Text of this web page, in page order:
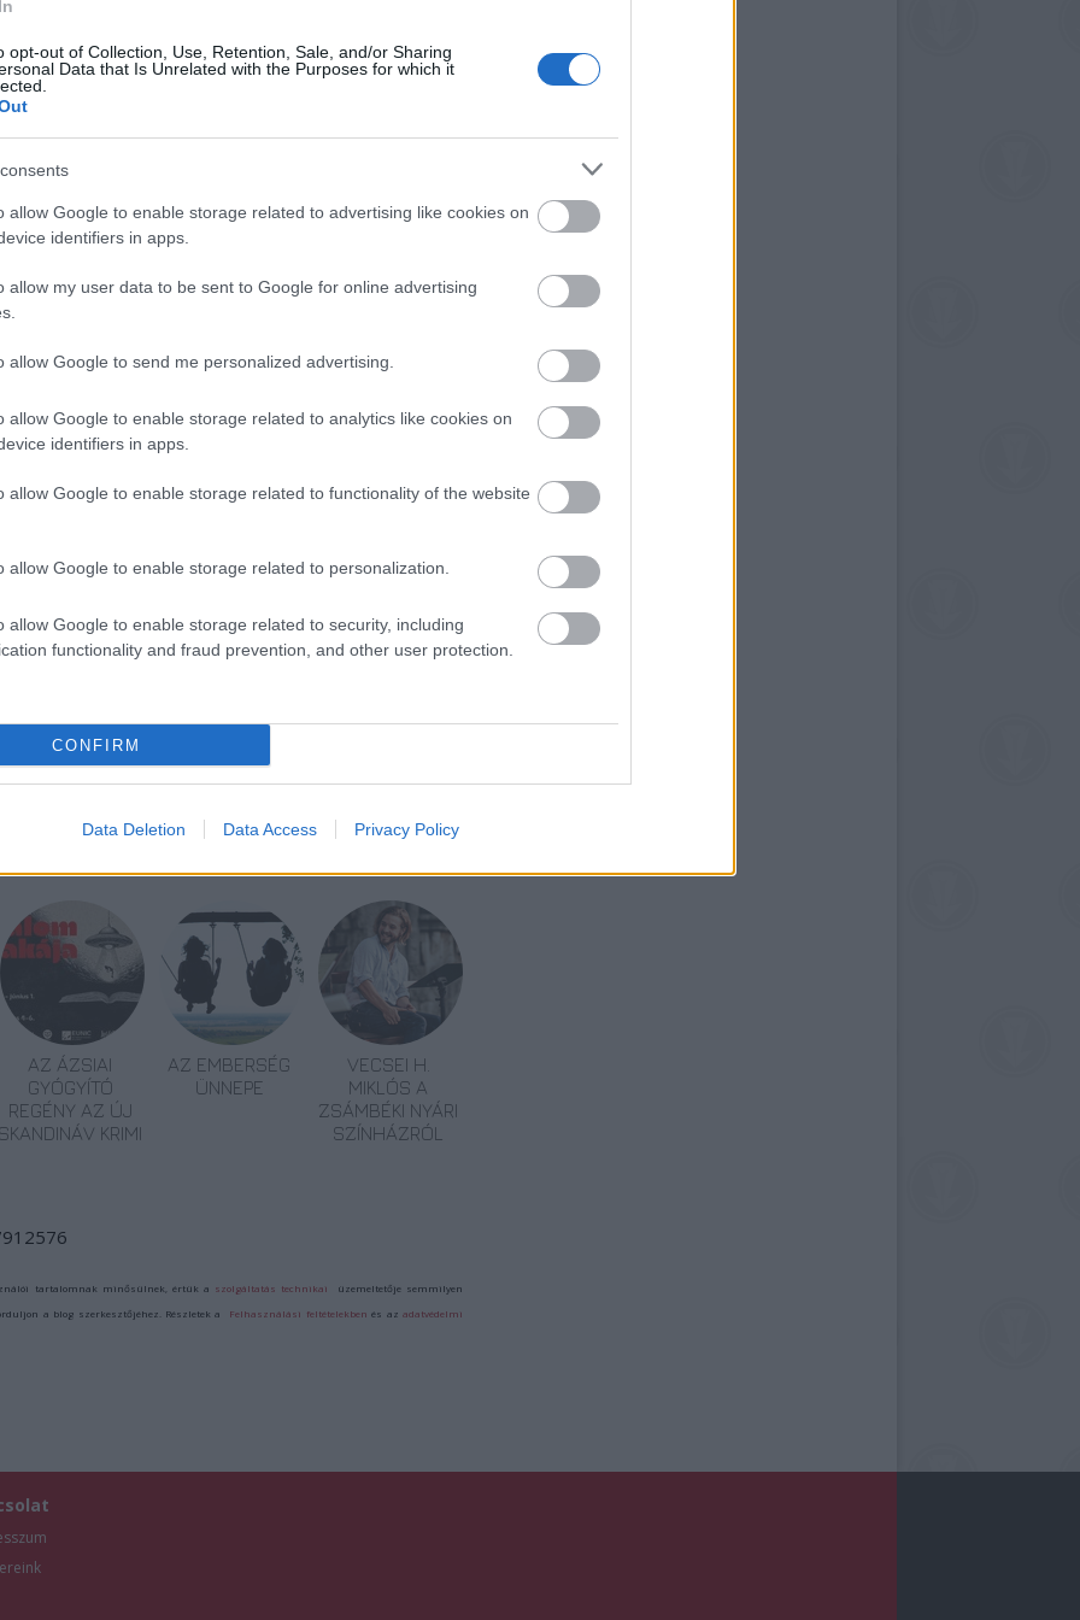
opt-out of Collection, Use, Retention, Sale, and/or Sharing
Data that Is Unrelated with the Purposes for which it
allow Google to enable storage related to advertising like cookies on
identifiers in apps.
allow my user data to be sent to Google for online advertising
allow Google to send me personalized advertising.
allow Google to enable storage related to analytics like cookies on
identifiers in apps.
allow Google to enable storage related to functionality of the website
allow Google to enable storage related to personalization.
allow Google to enable storage related to security, including
functionality and fraud prevention, and other user protection.
CONFIRM
Data Deletion Data Access Privacy Policy
fel
hogy a
A
többek
Kristóffal, "oknyomozó riport" Attila
angol király zavaros ingatlanügyeiről, elemzés a
programjáról vagy hirdetés egy 9. századi
Megtalálhatók a napilapok rovatai,
a divat, vannak társasági hírek, orvosi
környezet, sport, kultúra, sőt még "slágerlista"
történelmi tényeken alapul. A régi
készült a könyvhöz, amely mintegy háromszáz
András. Kifejtette, hogy azért Jézus
egy olyan korszakot szeretett volna
különösen izgalmasan feldolgozható. Itt
is, amely szerint a csapatok zöme már a
"A SzemTanú sorozatként indul, jövőre
időben melyik irányba fogunk
időszámítás előtti korokat dolgozzuk fel. Nem
eltünedezőben vannak, mert a netes
és nyelvezetét követik" - mondta Márton
AZ ÁZSIAI
GYÓGYÍTÓ
REGÉNY AZ ÚJ
SKANDINÁV KRIMI
AZ EMBERSÉG
ÜNNEPE
VECSEI H.
MIKLÓS A
ZSÁMBÉKI NYÁRI
SZÍNHÁZRÓL
tartalomnak minősülnek, értük a szolgáltatás technikai üzemeltetője semmilyen
a blog szerkesztőjéhez. Részletek a Felhasználási feltételekben és azadatvédelmi